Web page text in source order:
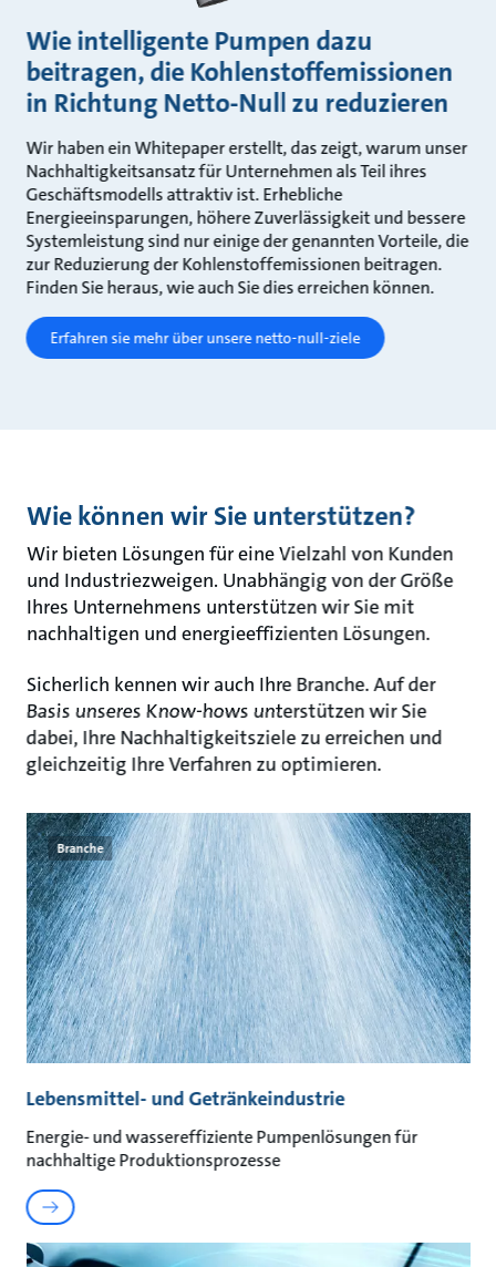
Wie intelligente Pumpen dazu
beitragen, die Kohlenstoffemissionen
in Richtung Netto-Null zu reduzieren
Wir haben ein Whitepaper erstellt, das zeigt, warum unser
Nachhaltigkeitsansatz für Unternehmen als Teil ihres
Geschäftsmodells attraktiv ist. Erhebliche
Energieeinsparungen, höhere Zuverlässigkeit und bessere
Systemleistung sind nur einige der genannten Vorteile, die
zur Reduzierung der Kohlenstoffemissionen beitragen.
Finden Sie heraus, wie auch Sie dies erreichen können.
Erfahren sie mehr über unsere netto-null-ziele
Wie können wir Sie unterstützen?
Wir bieten Lösungen für eine Vielzahl von Kunden
und Industriezweigen. Unabhängig von der Größe
Ihres Unternehmens unterstützen wir Sie mit
nachhaltigen und energieeffizienten Lösungen.
Sicherlich kennen wir auch Ihre Branche. Auf der
Basis unseres Know-hows unterstützen wir Sie
dabei, Ihre Nachhaltigkeitsziele zu erreichen und
gleichzeitig Ihre Verfahren zu optimieren.
Branche
Lebensmittel- und Getränkeindustrie
Energie- und wassereffiziente Pumpenlösungen für
nachhaltige Produktionsprozesse